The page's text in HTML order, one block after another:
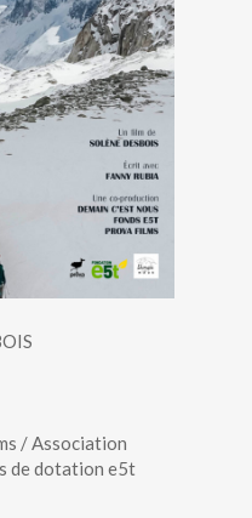
/ Association
de dotation e5t